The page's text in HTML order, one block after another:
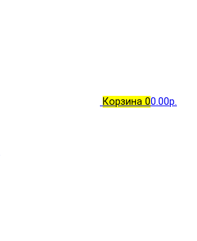
Корзина 00.00р.